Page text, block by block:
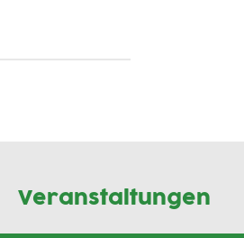
Veranstaltungen